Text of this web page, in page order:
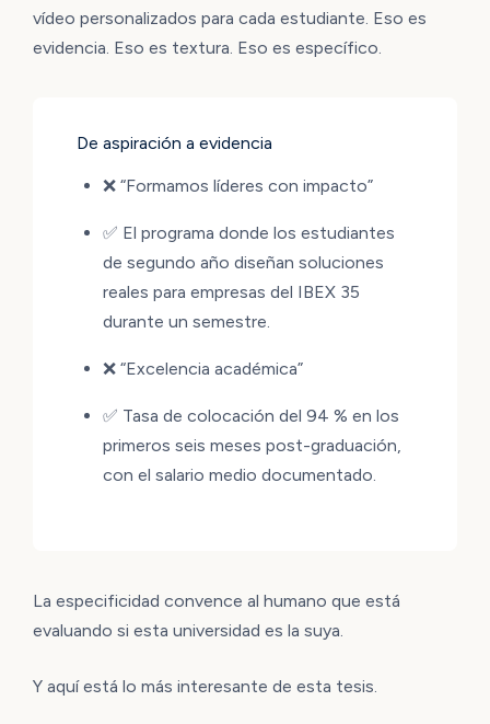
vídeo personalizados para cada estudiante. Eso es
evidencia. Eso es textura. Eso es específico.
De aspiración a evidencia
❌ “Formamos líderes con impacto”
✅ El programa donde los estudiantes
de segundo año diseñan soluciones
reales para empresas del IBEX 35
durante un semestre.
❌ “Excelencia académica”
✅ Tasa de colocación del 94 % en los
primeros seis meses post-graduación,
con el salario medio documentado.
La especificidad convence al humano que está
evaluando si esta universidad es la suya.
Y aquí está lo más interesante de esta tesis.